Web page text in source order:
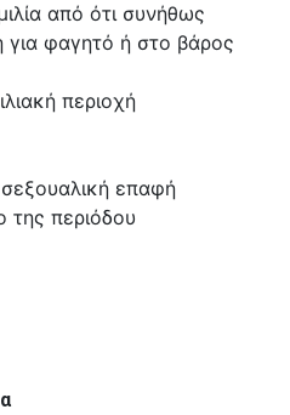
από ότι συνήθως
για φαγητό ή στο βάρος
περιοχή
επαφή
της περιόδου